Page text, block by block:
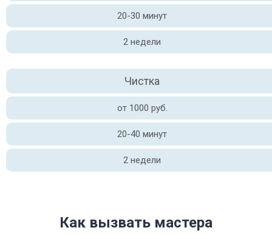
20-30 минут
2 недели
Чистка
от 1000 руб.
20-40 минут
2 недели
Как вызвать мастера